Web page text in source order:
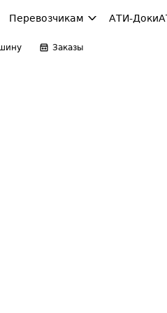
Перевозчикам АТИ-Доки
Заказы